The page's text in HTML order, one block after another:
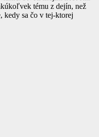
tému z dejín, než
kedy sa čo v tej-ktorej